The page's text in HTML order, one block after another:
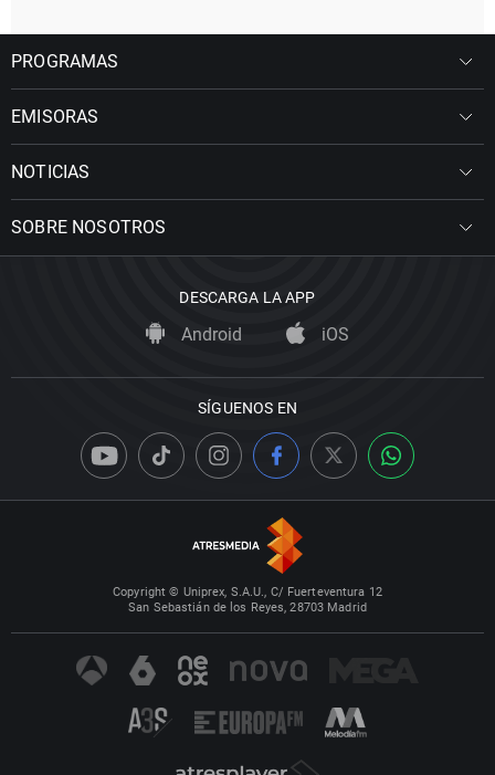
PROGRAMAS
EMISORAS
NOTICIAS
SOBRE NOSOTROS
DESCARGA LA APP
Android iOS
SÍGUENOS EN
Copyright © Uniprex, S.A.U., C/ Fuerteventura 12
San Sebastián de los Reyes, 28703 Madrid